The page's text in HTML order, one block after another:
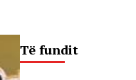
Të fundit